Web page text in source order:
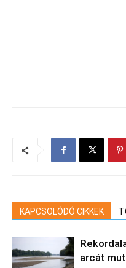
KAPCSOLÓDÓ CIKKEK
arcát